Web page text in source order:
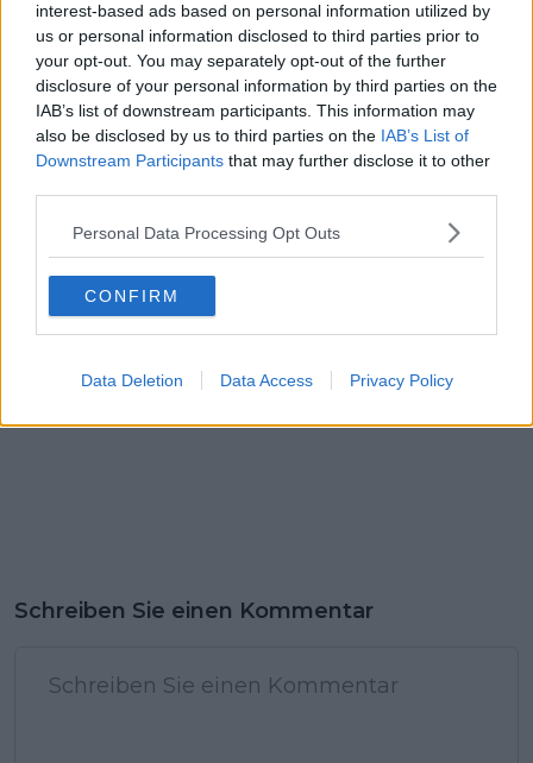
interest-based ads based on personal information utilized by
us or personal information disclosed to third parties prior to
your opt-out. You may separately opt-out of the further
disclosure of your personal information by third parties on the
IAB’s list of downstream participants. This information may
also be disclosed by us to third parties on the IAB’s List of
Downstream Participants that may further disclose it to other
Personal Data Processing Opt Outs
CONFIRM
Data Deletion Data Access Privacy Policy
Vorheriger Artikel
Visma-DS möchte die
Leistungen von Koen
Bouwman mit mehr
Verantwortung
belohnen: "Es ist
unglaublich zu sehen,
er die Chance
bekommt"
Nächster Artikel
"Ich wäre gerne auf
dem Podium
gestanden" - Olav
Kooij muss sich bei
Gent-Wevelgem 2024
mit Platz sechs
Schreiben Sie einen Kommentar